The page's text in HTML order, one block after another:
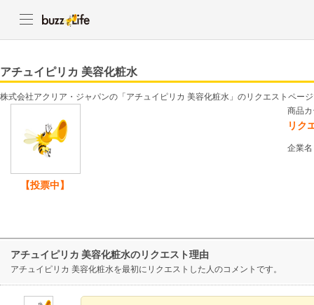
アチュイピリカ 美容化粧水
株式会社アクリア・ジャパンの「アチュイピリカ 美容化粧水」のリクエストペー
【投票中】
商品
リク
企業
アチュイピリカ 美容化粧水のリクエスト理由
アチュイピリカ 美容化粧水を最初にリクエストした人のコメントです。